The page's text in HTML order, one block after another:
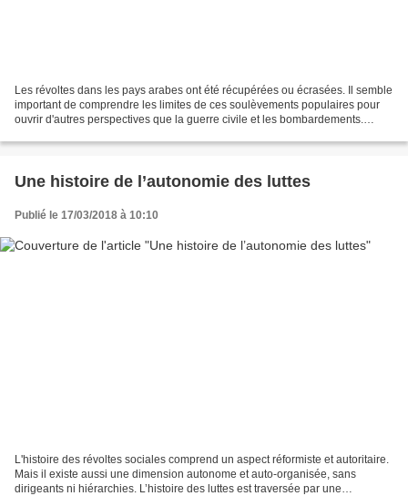
Les révoltes dans les pays arabes ont été récupérées ou écrasées. Il semble
important de comprendre les limites de ces soulèvements populaires pour
ouvrir d'autres perspectives que la guerre civile et les bombardements.
Une histoire de l’autonomie des luttes
Publié le 17/03/2018 à 10:10
L'histoire des révoltes sociales comprend un aspect réformiste et autoritaire.
Mais il existe aussi une dimension autonome et auto-organisée, sans
dirigeants ni hiérarchies. L’histoire des luttes est traversée par une